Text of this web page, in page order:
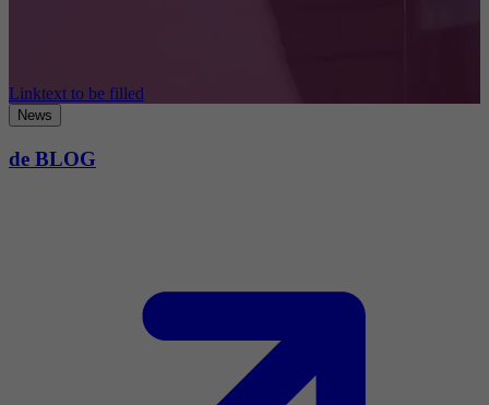
Linktext to be filled
News
de BLOG